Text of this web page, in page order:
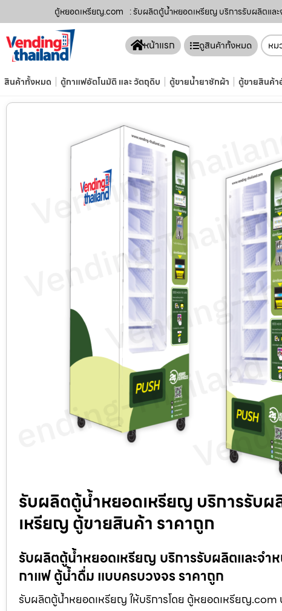
ตู้หยอดเหรียญ.com : รับผลิตตู้น้ำหยอดเหรียญ บริการรับผลิตแล
หน้าแรก ดูสินค้าทั้งหมด หม
สินค้าทั้งหมด ตู้กาแฟอัตโนมัติ และ วัตถุดิบ ตู้ขายน้ำยาซักผ้า ตู้ขายสินค้า
รับผลิตตู้น้ำหยอดเหรียญ บริการรับ
เหรียญ ตู้ขายสินค้า ราคาถูก
รับผลิตตู้น้ำหยอดเหรียญ บริการรับผลิตและจ
กาแฟ ตู้น้ำดื่ม แบบครบวงจร ราคาถูก
รับผลิตตู้น้ำหยอดเหรียญ ให้บริการโดย ตู้หยอดเหรียญ.com